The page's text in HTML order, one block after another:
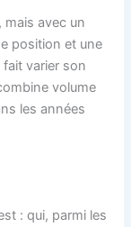
mais avec un
position et une
varier son
volume
les années
: qui, parmi les